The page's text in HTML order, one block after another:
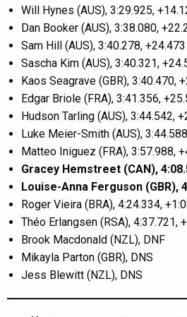
Will Hynes (AUS), 3:29.925,
Dan Booker (AUS), 3:38.080,
Sam Hill (AUS), 3:40.278, +24.473
Sascha Kim (AUS), 3:40.321,
Kaos Seagrave (GBR), 3:40.470,
Edgar Briole (FRA), 3:41.356,
Hudson Tarling (AUS), 3:44.542,
Luke Meier-Smith (AUS),
Matteo Iniguez (FRA), 3:57.988,
Gracey Hemstreet (CAN),
Louise-Anna Ferguson (GBR),
Roger Vieira (BRA), 4:24.334,
Théo Erlangsen (RSA), 4:37.721,
Brook Macdonald (NZL), DNF
Mikayla Parton (GBR), DNS
Jess Blewitt (NZL), DNS